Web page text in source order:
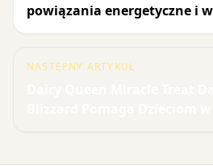
powiązania energetyczne i
NASTĘPNY ARTYKUŁ